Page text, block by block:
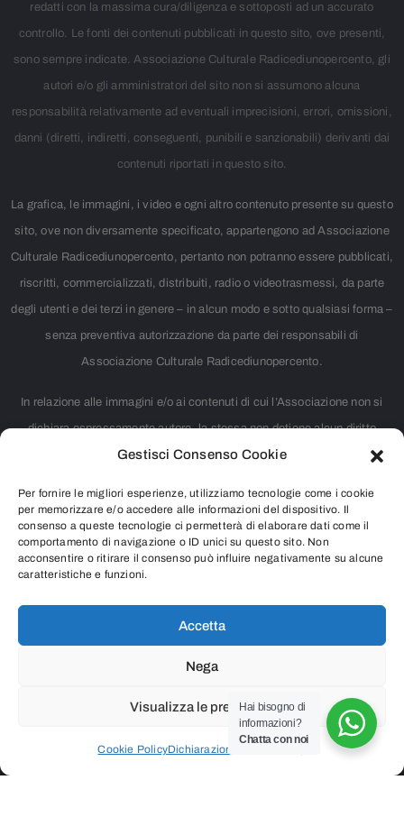
Gestisci Consenso Cookie
Per fornire le migliori esperienze, utilizziamo tecnologie come i cookie
per memorizzare e/o accedere alle informazioni del dispositivo. Il
consenso a queste tecnologie ci permetterà di elaborare dati come il
comportamento di navigazione o ID unici su questo sito. Non
acconsentire o ritirare il consenso può influire negativamente su alcune
caratteristiche e funzioni.
Accetta
Nega
Visualizza le preferenze
Cookie PolicyDichiarazione sulla Privacy
redatti con la massima cura/diligenza e sottoposti ad un accurato
controllo. Le fonti dei contenuti pubblicati in questo sito, ove presenti,
sono sempre indicate. Associazione Culturale Radicediunopercento, gli
autori e/o gli amministratori del sito non si assumono alcuna
responsabilità relativamente ad eventuali imprecisioni, errori, omissioni,
danni (diretti, indiretti, conseguenti, punibili e sanzionabili) derivanti dai
contenuti riportati in questo sito.
La grafica, le immagini, i video e ogni altro contenuto presente su questo
sito, ove non diversamente specificato, appartengono ad Associazione
Culturale Radicediunopercento, pertanto non potranno essere pubblicati,
riscritti, commercializzati, distribuiti, radio o videotrasmessi, da parte
degli utenti e dei terzi in genere – in alcun modo e sotto qualsiasi forma –
senza preventiva autorizzazione da parte dei responsabili di
Associazione Culturale Radicediunopercento.
In relazione alle immagini e/o ai contenuti di cui l’Associazione non si
dichiara espressamente autore, la stessa non detiene alcun diritto
d’autore. Nei casi in cui non è citata la fonte, si tratta di materiale
Chiunque rivendicasse il copyright di qualsiasi immagine o contenuto
presente o intendesse segnalare qualsiasi controversia riguardante i
diritti d’autore, è pregato di contattarci inviando una e-mail all’indirizzo
Associazione Culturale Radicediunopercento
P.iva 07987530966 – Codice Fiscale 97626690156
Hai bisogno di
informazioni?
Chatta con noi